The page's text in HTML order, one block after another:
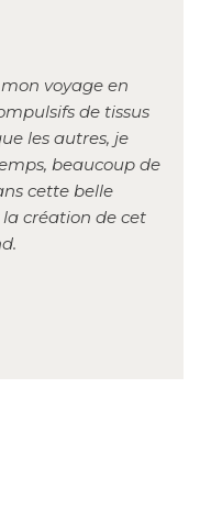
voyage en
de tissus
les autres, je
beaucoup de
cette belle
création de cet